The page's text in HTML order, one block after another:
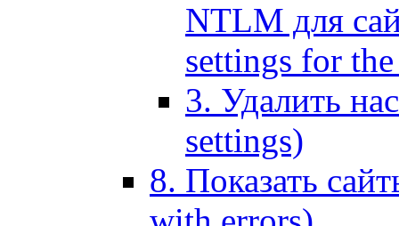
NTLM для
settings for
3. Удалить
settings)
8. Показать